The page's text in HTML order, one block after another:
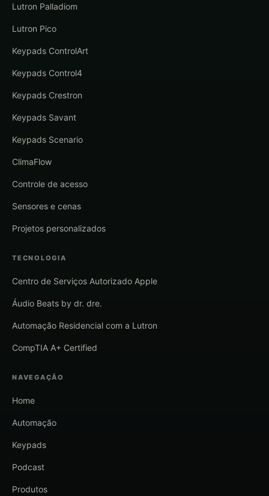
Lutron Palladiom
Lutron Pico
Keypads ControlArt
Keypads Control4
Keypads Crestron
Keypads Savant
Keypads Scenario
ClimaFlow
Controle de acesso
Sensores e cenas
Projetos personalizados
TECNOLOGIA
Centro de Serviços Autorizado Apple
Áudio Beats by dr. dre.
Automação Residencial com a Lutron
CompTIA A+ Certified
NAVEGAÇÃO
Home
Automação
Keypads
Podcast
Produtos